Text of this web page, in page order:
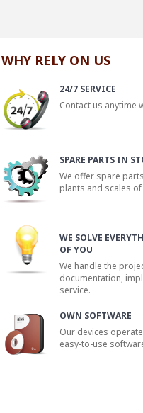
WHY RELY ON US
24/7 SERVICE
Contact us anytime
SPARE PARTS IN
We offer spare
plants and scales
WE SOLVE
OF YOU
We handle the
documentation,
service.
OWN SOFTWARE
Our devices
easy-to-use